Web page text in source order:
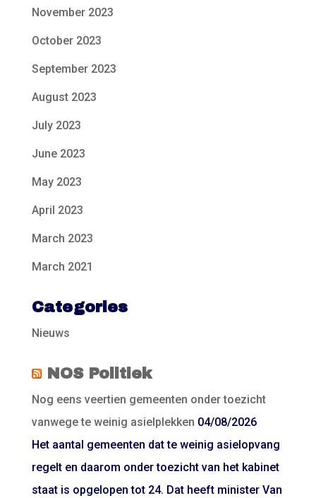
November 2023
October 2023
September 2023
August 2023
July 2023
June 2023
May 2023
April 2023
March 2023
March 2021
Categories
Nieuws
NOS Politiek
Nog eens veertien gemeenten onder toezicht
vanwege te weinig asielplekken 04/08/2026
Het aantal gemeenten dat te weinig asielopvang
regelt en daarom onder toezicht van het kabinet
staat is opgelopen tot 24. Dat heeft minister Van